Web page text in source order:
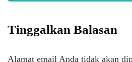
Tinggalkan Balasan
Alamat email Anda tidak akan